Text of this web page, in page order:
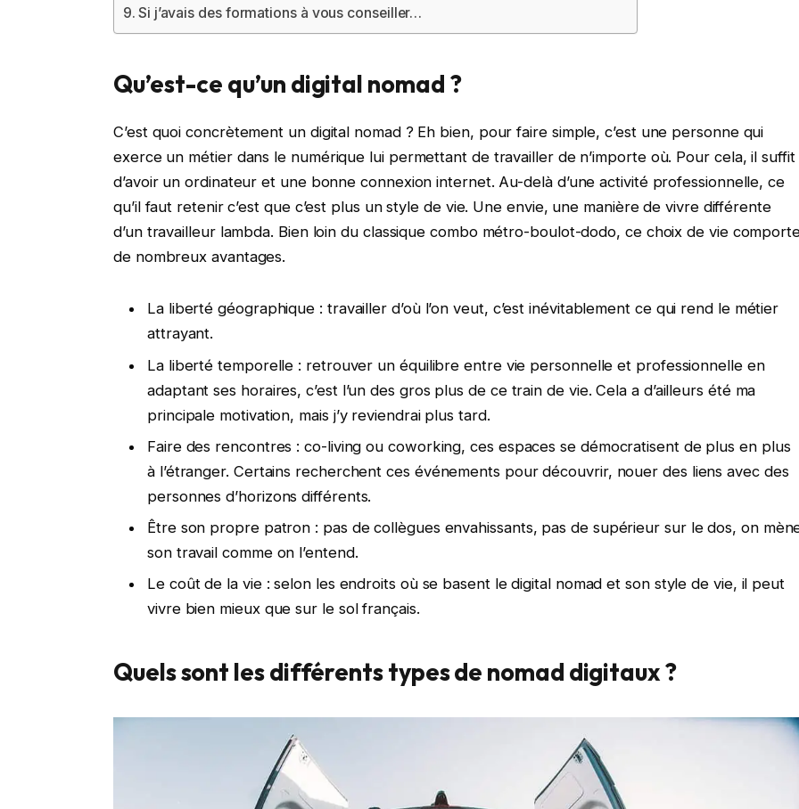
Si j’avais des formations à vous conseiller…
Qu’est-ce qu’un digital nomad ?
C’est quoi concrètement un digital nomad ? Eh bien, pour faire simple, c’est une personne qui
exerce un métier dans le numérique lui permettant de travailler de n’importe où. Pour cela, il suffit
d’avoir un ordinateur et une bonne connexion internet. Au-delà d’une activité professionnelle, ce
qu’il faut retenir c’est que c’est plus un style de vie. Une envie, une manière de vivre différente
d’un travailleur lambda. Bien loin du classique combo métro-boulot-dodo, ce choix de vie
de nombreux avantages.
La liberté géographique : travailler d’où l’on veut, c’est inévitablement ce qui rend le métier
attrayant.
La liberté temporelle : retrouver un équilibre entre vie personnelle et professionnelle en
adaptant ses horaires, c’est l’un des gros plus de ce train de vie. Cela a d’ailleurs été ma
principale motivation, mais j’y reviendrai plus tard.
Faire des rencontres : co-living ou coworking, ces espaces se démocratisent de plus en plus
à l’étranger. Certains recherchent ces événements pour découvrir, nouer des liens avec des
personnes d’horizons différents.
Être son propre patron : pas de collègues envahissants, pas de supérieur sur le dos, on
son travail comme on l’entend.
Le coût de la vie : selon les endroits où se basent le digital nomad et son style de vie, il peut
vivre bien mieux que sur le sol français.
Quels sont les différents types de nomad digitaux ?